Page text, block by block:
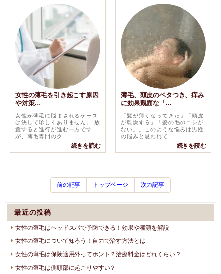
女性の薄毛を引き起こす原因
や対策...
女性が薄毛に悩まされるケース
は決して珍しくありません。 放
置すると進行が進む一方です
が、薄毛専門のク…
続きを読む
薄毛、頭皮のベタつき、痒み
に効果覿面な「...
「髪が薄くなってきた」「頭皮
が乾燥する」「髪の毛のコシが
ない」。このような悩みは男性
の悩みと思われて…
続きを読む
前の記事 トップページ 次の記事
最近の投稿
女性の薄毛はヘッドスパで予防できる！効果や種類を解説
女性の薄毛について知ろう！自力で治す方法とは
女性の薄毛は保険適用外ってホント？治療料金はどれくらい？
女性の薄毛は側頭部に起こりやすい？